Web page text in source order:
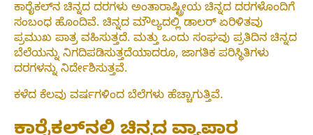
ಕಾರೈಕಲ್‌ನ ಚಿನ್ನದ ದರಗಳು ಅಂತಾರಾಷ್ಟ್ರೀಯ ಚಿನ್ನದ ದರಗಳೊಂದಿಗೆ
ಸಂಬಂಧ ಹೊಂದಿವೆ. ಚಿನ್ನದ ಮೌಲ್ಯದಲ್ಲಿ ಡಾಲರ್ ಏರಿಳಿತವು
ಪ್ರಮುಖ ಪಾತ್ರ ವಹಿಸುತ್ತದೆ. ಮತ್ತು ಒಂದು ಸಂಘವು ಪ್ರತಿದಿನ ಚಿನ್ನದ
ಬೆಲೆಯನ್ನು ನಿಗದಿಪಡಿಸುತ್ತದೆಯಾದರೂ, ಜಾಗತಿಕ ಪರಿಸ್ಥಿತಿಗಳು
ದರಗಳನ್ನು ನಿರ್ದೇಶಿಸುತ್ತವೆ.
ಕಳೆದ ಕೆಲವು ವರ್ಷಗಳಿಂದ ಬೆಲೆಗಳು ಹೆಚ್ಚಾಗುತ್ತಿವೆ.